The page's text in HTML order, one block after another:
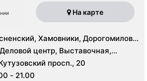
На карте
Хамовники, Дорогомилово,
центр, Выставочная,
Международная,
Студенческая
просп., 20
- 21.00